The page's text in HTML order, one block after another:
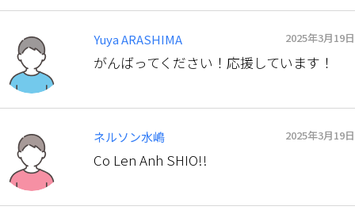
Yuya ARASHIMA 2025年3月19日
がんばってください！応援しています！
ネルソン水嶋 2025年3月19日
Co Len Anh SHIO!!